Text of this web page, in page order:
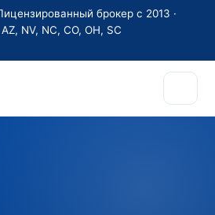
брокер с 2013 ·
NV, NC, CO, OH, SC